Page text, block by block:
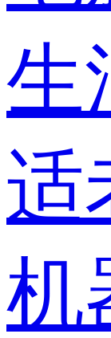
生
适
机